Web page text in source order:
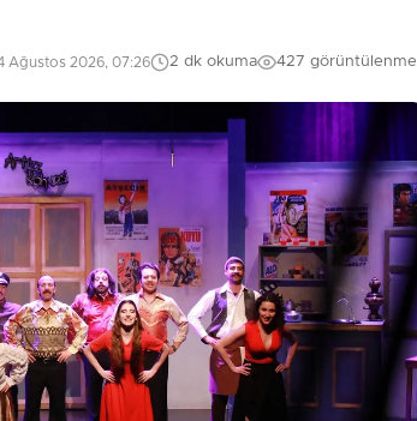
Ağustos 2026, 07:26 2 dk okuma 427 görüntülenme